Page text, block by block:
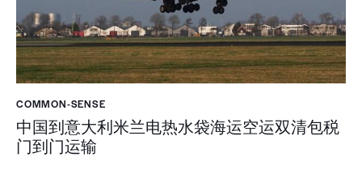
COMMON-SENSE
中国到意大利米兰电热水袋海运空运双清包税
门到门运输